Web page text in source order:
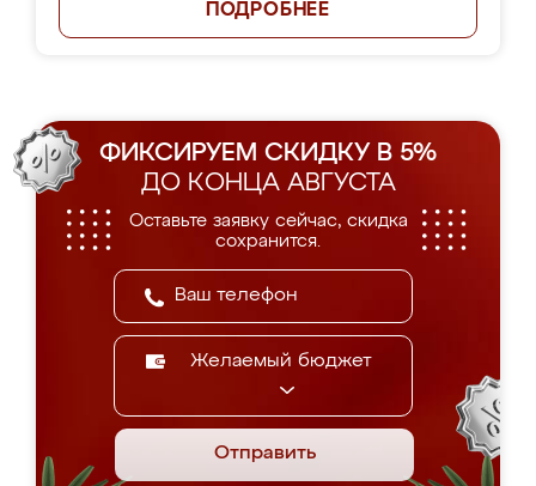
ПОДРОБНЕЕ
ФИКСИРУЕМ СКИДКУ В 5%
ДО КОНЦА АВГУСТА
Оставьте заявку сейчас, скидка
сохранится.
Желаемый бюджет
Отправить